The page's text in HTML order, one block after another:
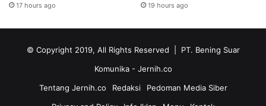
17 hours ago 19 hours ago
© Copyright 2019, All Rights Reserved | PT. Bening Suar
Komunika - Jernih.co
Tentang Jernih.co
Redaksi
Pedoman Media Siber